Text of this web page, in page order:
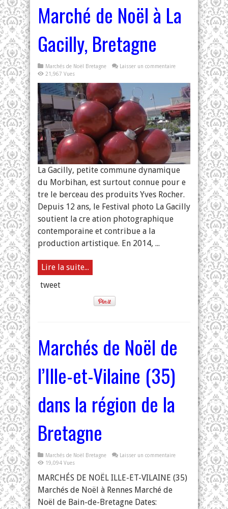
Marché de Noël à La
Gacilly, Bretagne
Marchés de Noël Bretagne
Laisser un commentaire
21,967 Vues
La Gacilly, petite commune dynamique
du Morbihan, est surtout connue pour e
tre le berceau des produits Yves Rocher.
Depuis 12 ans, le Festival photo La Gacilly
soutient la cre ation photographique
contemporaine et contribue a la
production artistique. En 2014, ...
Lire la suite...
tweet
Marchés de Noël de
l’Ille-et-Vilaine (35)
dans la région de la
Bretagne
Marchés de Noël Bretagne
Laisser un commentaire
19,094 Vues
MARCHÉS DE NOËL ILLE-ET-VILAINE (35)
Marchés de Noël à Rennes Marché de
Noël de Bain-de-Bretagne Dates: